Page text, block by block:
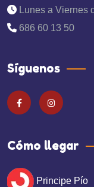
Lunes a Viernes
686 60 13 50
Síguenos
Cómo llegar
Principe Pío